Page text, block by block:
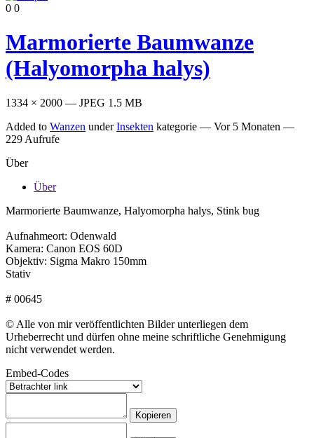
0 0
Marmorierte Baumwanze
(Halyomorpha halys)
1334 × 2000 — JPEG 1.5 MB
Added to Wanzen underInsekten kategorie — Vor 5 Monaten —
229 Aufrufe
Über
Über
Marmorierte Baumwanze, Halyomorpha halys, Stink bug
Aufnahmeort: Odenwald
Kamera: Canon EOS 60D
Objektiv: Sigma Makro 150mm
Stativ
# 00645
© Alle von mir veröffentlichten Bilder unterliegen dem
Urheberrecht und dürfen ohne meine schriftliche Genehmigung
nicht verwendet werden.
Embed-Codes
Kopieren